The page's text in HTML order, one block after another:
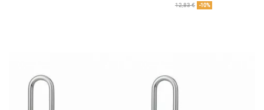
12,83 € -10%